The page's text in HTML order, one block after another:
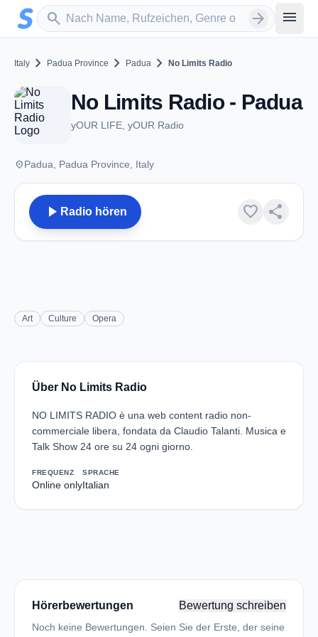
Zum Hauptinhalt springen
search
Sender suchen arrow_forward menu
Italy chevron_right Padua Province chevron_right Padua chevron_right No Limits Radio
No Limits Radio - Padua
yOUR LIFE, yOUR Radio
placePadua, Padua Province, Italy
play_arrow Radio hören favorite share
Art Culture Opera
Über No Limits Radio
NO LIMITS RADIO è una web content radio non-
commerciale libera, fondata da Claudio Talanti. Musica e
Talk Show 24 ore su 24 ogni giorno.
FREQUENZ
Online only
SPRACHE
Italian
Hörerbewertungen Bewertung schreiben
Noch keine Bewertungen. Seien Sie der Erste, der seine